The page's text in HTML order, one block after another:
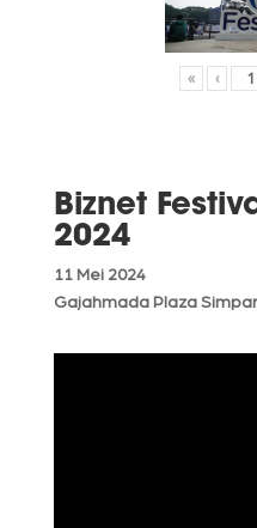
« ‹
Biznet
2024
11 Mei 2024
Gajahmada Plaza